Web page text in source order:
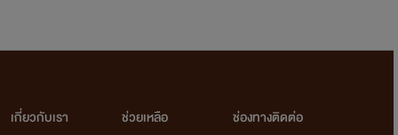
เกี่ยวกับเรา
ช่วยเหลือ
ช่องทางติดต่อ